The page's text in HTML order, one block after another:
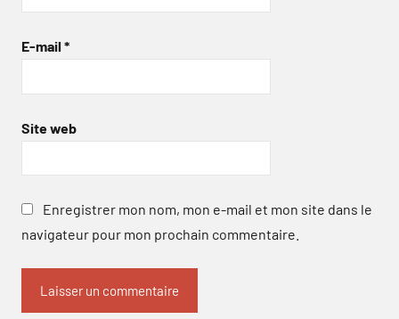
E-mail *
Site web
Enregistrer mon nom, mon e-mail et mon site dans le
navigateur pour mon prochain commentaire.